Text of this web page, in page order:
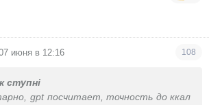
июня в 12:16 108
ступні
gpt посчитает, точность до ккал